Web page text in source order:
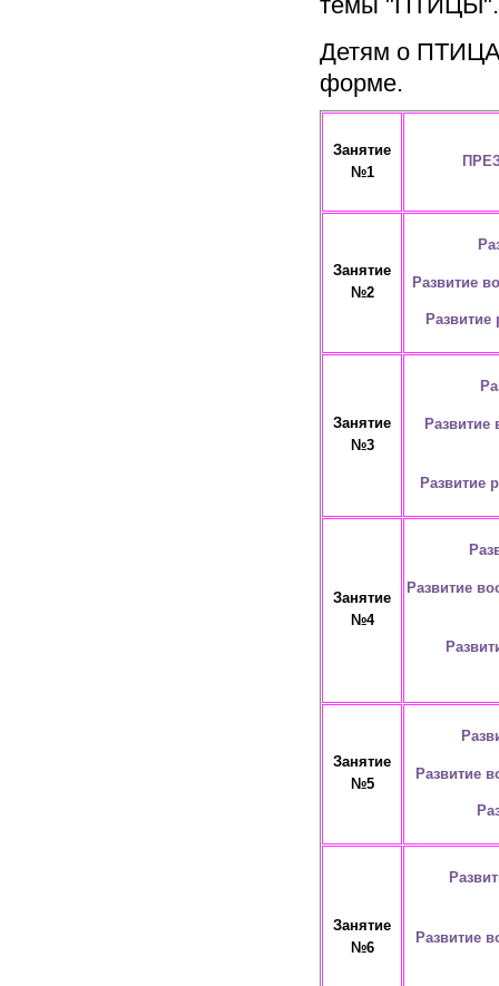
Детям о
форме.
Занятие
№1
Занятие
№2
Развитие
Развитие
Занятие
№3
Развитие
Развитие
Занятие
№4
Развитие
Занятие
№5
Развитие
Занятие
№6
Развитие